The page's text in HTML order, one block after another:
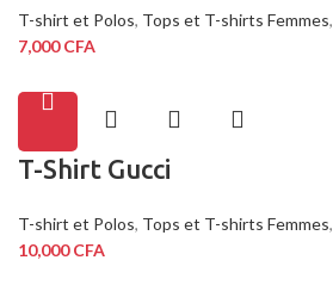
T-shirt et Polos, Tops et T-shirts Femmes,
7,000CFA
T-Shirt Gucci
T-shirt et Polos, Tops et T-shirts Femmes,
10,000CFA